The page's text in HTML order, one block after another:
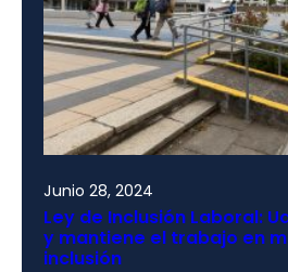
Junio 28, 2024
Ley de Inclusión Laboral:
y mantiene el trabajo en
inclusión